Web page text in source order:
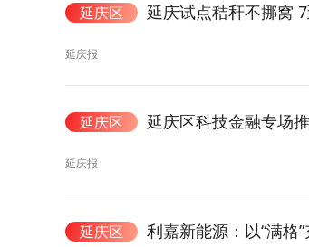
延庆区 延庆试点秸秆不挪窝
延庆报
延庆区 延庆区科技金融专场
延庆报
延庆区 利嘉新能源：以“满格